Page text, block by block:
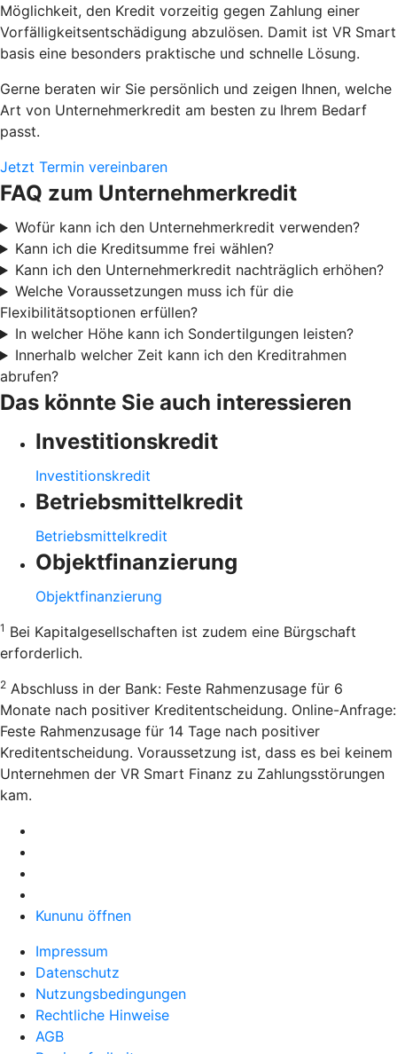
Möglichkeit, den Kredit vorzeitig gegen Zahlung einer
Vorfälligkeitsentschädigung abzulösen. Damit ist VR Smart
basis eine besonders praktische und schnelle Lösung.
Gerne beraten wir Sie persönlich und zeigen Ihnen, welche
Art von Unternehmerkredit am besten zu Ihrem Bedarf
passt.
Jetzt Termin vereinbaren
FAQ zum Unternehmerkredit
Wofür kann ich den Unternehmerkredit verwenden?
Kann ich die Kreditsumme frei wählen?
Kann ich den Unternehmerkredit nachträglich erhöhen?
Welche Voraussetzungen muss ich für die
Flexibilitätsoptionen erfüllen?
In welcher Höhe kann ich Sondertilgungen leisten?
Innerhalb welcher Zeit kann ich den Kreditrahmen
abrufen?
Das könnte Sie auch interessieren
Investitionskredit
Investitionskredit
Betriebsmittelkredit
Betriebsmittelkredit
Objektfinanzierung
Objektfinanzierung
1 Bei Kapitalgesellschaften ist zudem eine Bürgschaft
erforderlich.
2 Abschluss in der Bank: Feste Rahmenzusage für 6
Monate nach positiver Kreditentscheidung. Online-Anfrage:
Feste Rahmenzusage für 14 Tage nach positiver
Kreditentscheidung. Voraussetzung ist, dass es bei keinem
Unternehmen der VR Smart Finanz zu Zahlungsstörungen
kam.
Kununu öffnen
Impressum
Datenschutz
Nutzungsbedingungen
Rechtliche Hinweise
AGB